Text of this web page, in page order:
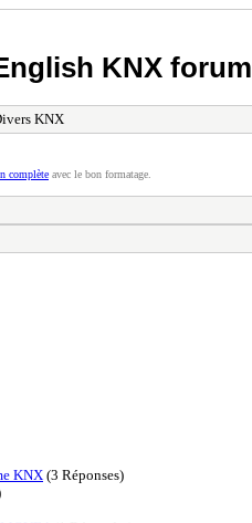
KNX forum
KNX
complète avec le bon formatage.
KNX (3 Réponses)